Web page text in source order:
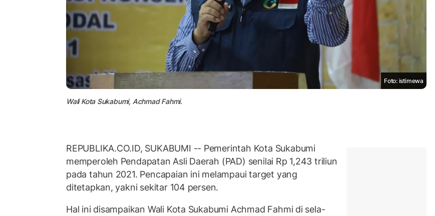
Foto: istimewa
Wali Kota Sukabumi, Achmad Fahmi.
REPUBLIKA.CO.ID, SUKABUMI -- Pemerintah Kota Sukabumi
memperoleh Pendapatan Asli Daerah (PAD) senilai Rp 1,243 triliun
pada tahun 2021. Pencapaian ini melampaui target yang
ditetapkan, yakni sekitar 104 persen.
Hal ini disampaikan Wali Kota Sukabumi Achmad Fahmi di sela-